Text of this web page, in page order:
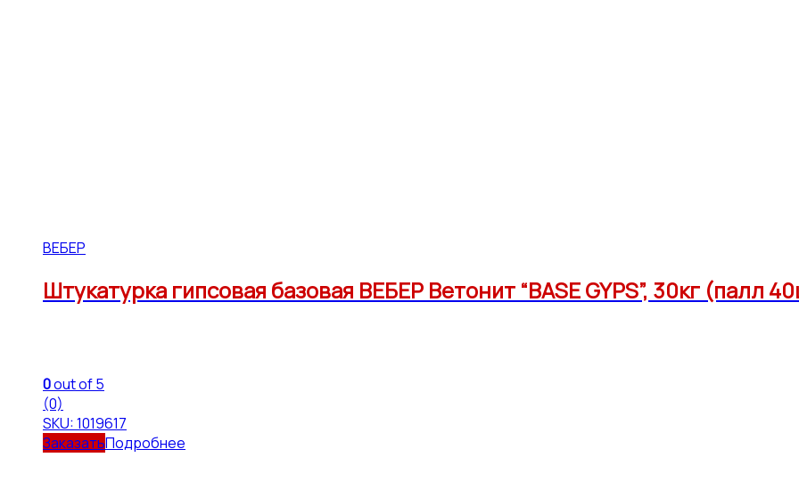
ВЕБЕР
Штукатурка гипсовая базовая ВЕБЕР Ветонит “BASE GYPS”, 30кг (палл
0out of 5
(0)
SKU: 1019617
Подробнее